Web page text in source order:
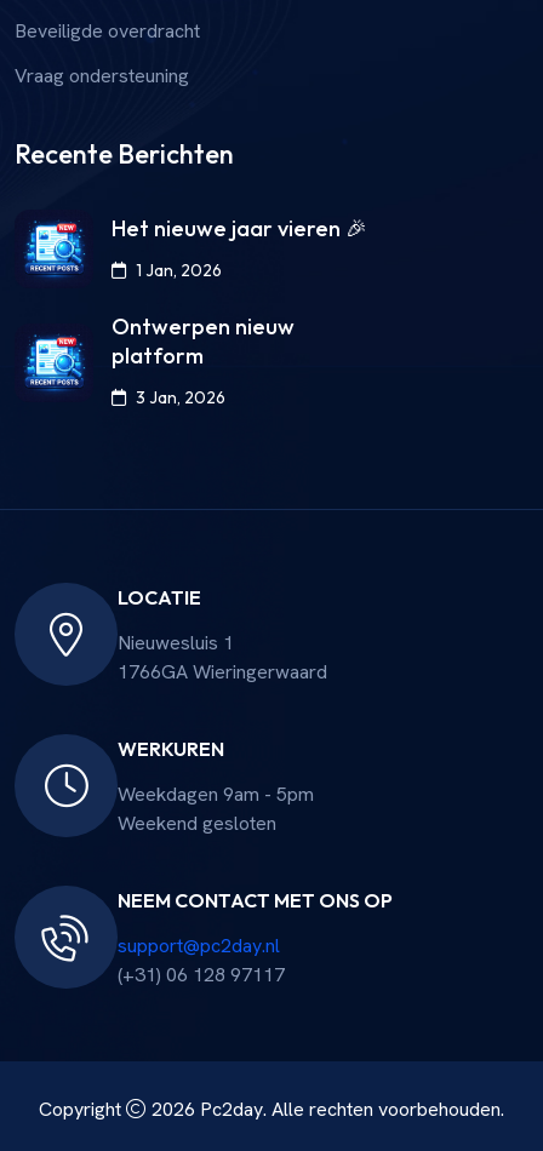
Beveiligde overdracht
Vraag ondersteuning
Recente Berichten
Het nieuwe jaar vieren 🎉
1 Jan, 2026
Ontwerpen nieuw
platform
3 Jan, 2026
LOCATIE
Nieuwesluis 1
1766GA Wieringerwaard
WERKUREN
Weekdagen 9am - 5pm
Weekend gesloten
NEEM CONTACT MET ONS OP
support@pc2day.nl
(+31) 06 128 97117
Copyright 2026 Pc2day. Alle rechten voorbehouden.